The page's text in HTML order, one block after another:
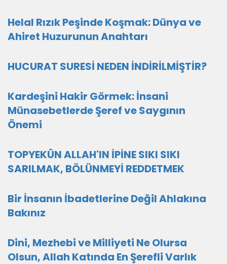
Helal Rızık Peşinde Koşmak: Dünya ve
Ahiret Huzurunun Anahtarı
HUCURAT SURESİ NEDEN İNDİRİLMİŞTİR?
Kardeşini Hakir Görmek: İnsani
Münasebetlerde Şeref ve Saygının
Önemi
TOPYEKÛN ALLAH'IN İPİNE SIKI SIKI
SARILMAK, BÖLÜNMEYİ REDDETMEK
Bir İnsanın İbadetlerine Değil Ahlakına
Bakınız
Dini, Mezhebi ve Milliyeti Ne Olursa
Olsun, Allah Katında En Şerefli Varlık